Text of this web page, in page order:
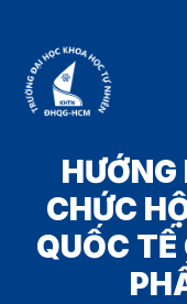
HƯỚNG
CHỨC
QUỐC